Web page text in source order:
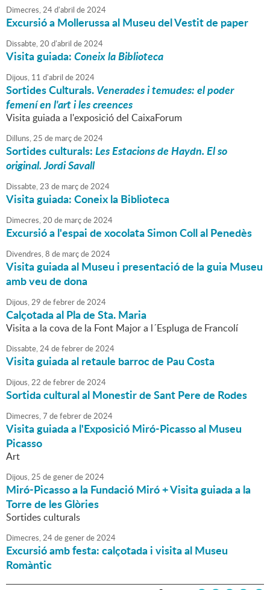
Dimecres,24d'abril de2024
Excursió a Mollerussa al Museu del Vestit de paper
Dissabte,20 d'abril de2024
Visita guiada:Coneix la Biblioteca
Dijous, 11 d'abril de2024
Sortides Culturals.Venerades i temudes: el poder
femení en l'art i les creences
Visita guiada a l'exposició del CaixaForum
Dilluns,25 de marçde2024
Sortides culturals:Les Estacions de Haydn. El so
original. Jordi Savall
Dissabte,23 de marçde2024
Visita guiada: Coneix la Biblioteca
Dimecres,20 de marçde2024
Excursió a l'espai de xocolata Simon Coll al Penedès
Divendres,8 de marçde2024
Visita guiada al Museu i presentació de la guia Museu
amb veu de dona
Dijous,29 defebrerde2024
Calçotada al Pla de Sta. Maria
Visita a la cova de la Font Major a l´Espluga de Francolí
Dissabte,24defebrerde2024
Visita guiada al retaule barroc de Pau Costa
Dijous,22 defebrerde2024
Sortida cultural al Monestir de Sant Pere de Rodes
Dimecres,7 defebrerde2024
Visita guiada a l'Exposició Miró-Picasso al Museu
Picasso
Art
Dijous,25 degenerde2024
Miró-Picasso a la Fundació Miró + Visita guiada a la
Torre de les Glòries
Sortides culturals
Dimecres,24degenerde2024
Excursió amb festa: calçotada i visita al Museu
Romàntic